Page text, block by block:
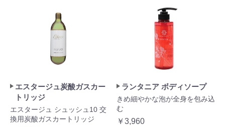
エスタージュ炭酸ガスカー
トリッジ
エスタージュ シュッシュ10 交
換用炭酸ガスカートリッジ
ランタニア ボディソープ
きめ細やかな泡が全身を包み込
む
￥3,960